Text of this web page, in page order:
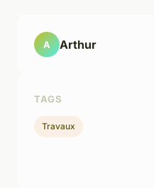
A Arthur
TAGS
Travaux